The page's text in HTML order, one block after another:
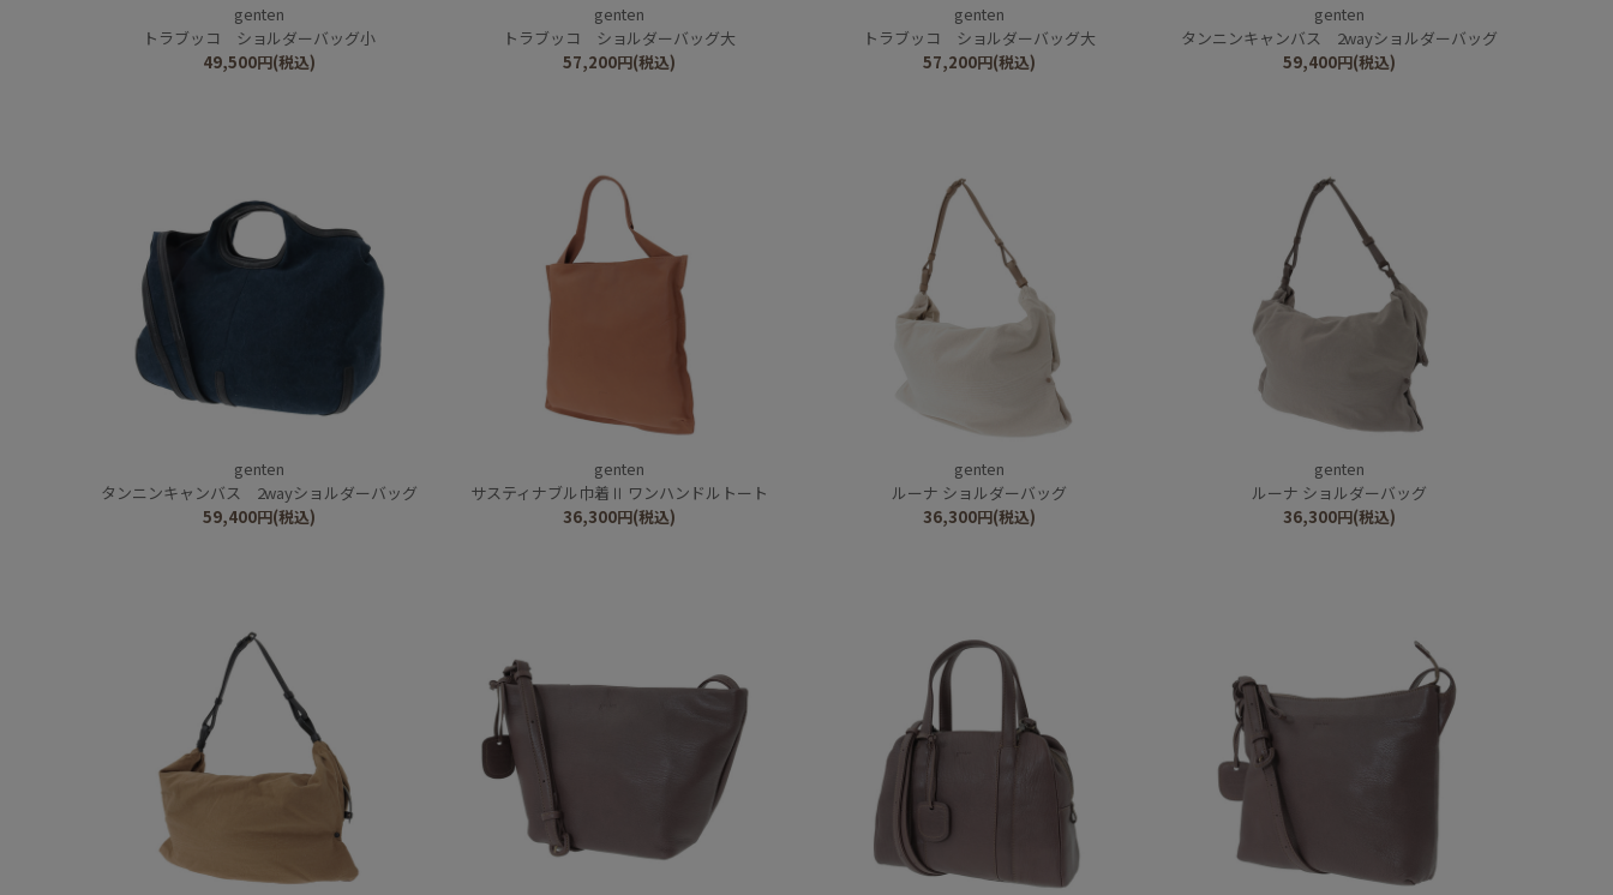
genten
トラブッコ ショルダーバッグ小
49,500円(税込)
genten
トラブッコ ショルダーバッグ大
57,200円(税込)
genten
トラブッコ ショルダーバッグ大
57,200円(税込)
genten
タンニンキャンバス 2wayショルダーバッグ
59,400円(税込)
genten
タンニンキャンバス 2wayショルダーバッグ
59,400円(税込)
genten
サスティナブル巾着Ⅱ ワンハンドルトート
36,300円(税込)
genten
ルーナ ショルダーバッグ
36,300円(税込)
genten
ルーナ ショルダーバッグ
36,300円(税込)